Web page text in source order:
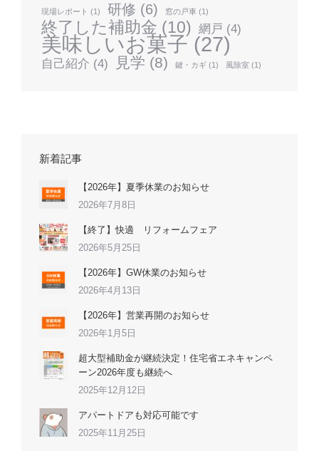
現場レポート (1) 研修 (6) 窓の戸車 (1)
終了した補助金 (10) 網戸 (4)
美味しいお菓子(27)
自己紹介 (4) 見学 (8) 鍵・カギ (1) 風除室 (1)
新着記事
【2026年】夏季休業のお知らせ
2026年7月8日
【終了】快適 リフォームフェア
2026年5月25日
【2026年】GW休業のお知らせ
2026年4月13日
【2026年】営業再開のお知らせ
2026年1月5日
超大型補助金が継続決定！住宅省エネキャンペ
ーン2026年度も継続へ
2025年12月12日
アパートドアも対応可能です
2025年11月25日